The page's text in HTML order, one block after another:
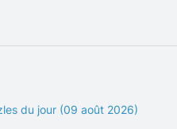
du jour (09 août 2026)